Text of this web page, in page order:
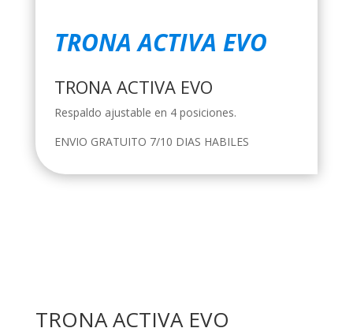
TRONA ACTIVA EVO
TRONA ACTIVA EVO
Respaldo ajustable en 4 posiciones.
ENVIO GRATUITO 7/10 DIAS HABILES
TRONA ACTIVA EVO